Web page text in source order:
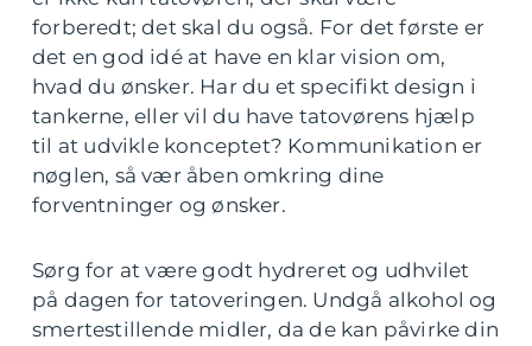
forberedt; det skal du også. For det første er
det en god idé at have en klar vision om,
hvad du ønsker. Har du et specifikt design i
tankerne, eller vil du have tatovørens hjælp
til at udvikle konceptet? Kommunikation er
nøglen, så vær åben omkring dine
forventninger og ønsker.
Sørg for at være godt hydreret og udhvilet
på dagen for tatoveringen. Undgå alkohol og
smertestillende midler, da de kan påvirke din